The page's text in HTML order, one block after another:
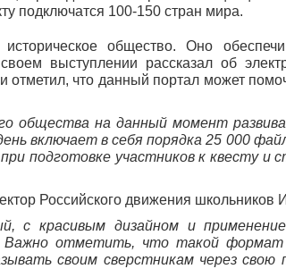
подключатся 100-150 стран мира.
общество. Оно
выступлении рассказал об
отметил, что данный портал может
общества на данный момент
включает в себя порядка 25 000
подготовке участников к квесту и
Российского движения
с красивым дизайном и
Важно отметить, что такой
своим сверстникам через свою